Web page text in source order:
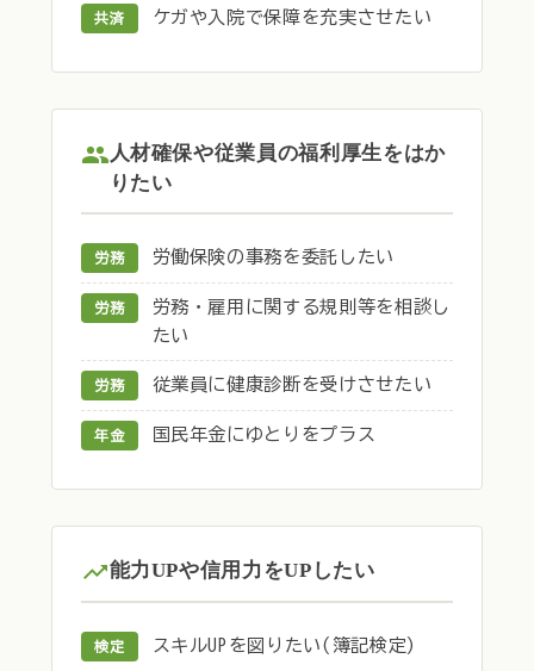
共済 ケガや入院で保障を充実させたい
人材確保や従業員の福利厚生をはか
りたい
労務 労働保険の事務を委託したい
労務
労務・雇用に関する規則等を相談し
たい
労務 従業員に健康診断を受けさせたい
年金 国民年金にゆとりをプラス
能力UPや信用力をUPしたい
検定 スキルUPを図りたい(簿記検定)